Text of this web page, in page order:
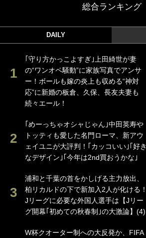
総合ランキング
DAILY
｢守り方かっこよすぎ｣上田綺世が妻
の“ワンオペ騒動”に家族写真でアンサ
ー！ボールも嫁の炎上も収める“神対
応”に新婚の板倉、久保、長友夫妻も
続々エール！
｢めーっちゃオシャじゃん｣中田英寿や
トッティも愛した名門ローマ、新アウ
ェイユニが大評判！｢カッコいい｣｢好き
なデザイン｣｢今年は2nd買おうかな｣
浦和と千葉の首をかしげる主力放出、
柏リカルドの下で新加入2人が化ける！
Jリーグに必要な外国人選手は【Jリー
グ開幕｢初めての秋春制｣の大激論】(4)
W杯クオーター制への大反発か、FIFA